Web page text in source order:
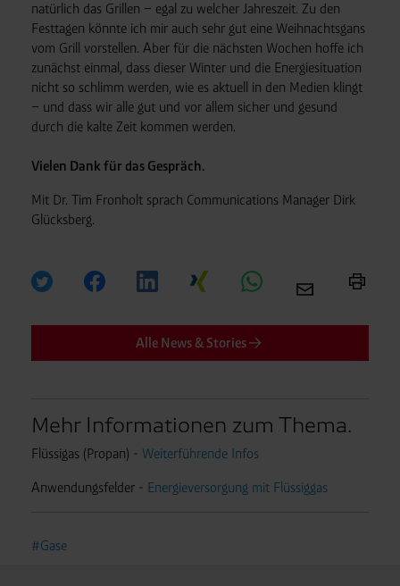
natürlich das Grillen – egal zu welcher Jahreszeit. Zu den
Festtagen könnte ich mir auch sehr gut eine Weihnachtsgans
vom Grill vorstellen. Aber für die nächsten Wochen hoffe ich
zunächst einmal, dass dieser Winter und die Energiesituation
nicht so schlimm werden, wie es aktuell in den Medien klingt
– und dass wir alle gut und vor allem sicher und gesund
durch die kalte Zeit kommen werden.
Vielen Dank für das Gespräch.
Mit Dr. Tim Fronholt sprach Communications Manager Dirk
Glücksberg.
Alle News & Stories
Mehr Informationen zum Thema.
Flüssigas (Propan) - Weiterführende Infos
Anwendungsfelder - Energieversorgung mit Flüssiggas
#Gase